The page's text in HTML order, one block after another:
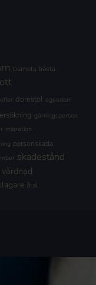
barnets bästa
domstol egendom
gärningsperson
migration
personskada
skadestånd
vårdnad
åtal